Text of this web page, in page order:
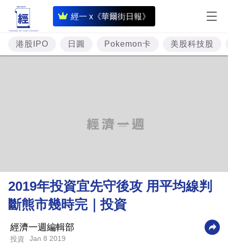
經一 x《華爾街日報》
即
時
財
經
理
財
商
業
科
港股IPO 日圓 Pokemon卡 美股科技股
2019年投資宜先守後攻 用平均線判
斷熊市幾時完｜投資
經濟一週編輯部
投資 Jan 8 2019